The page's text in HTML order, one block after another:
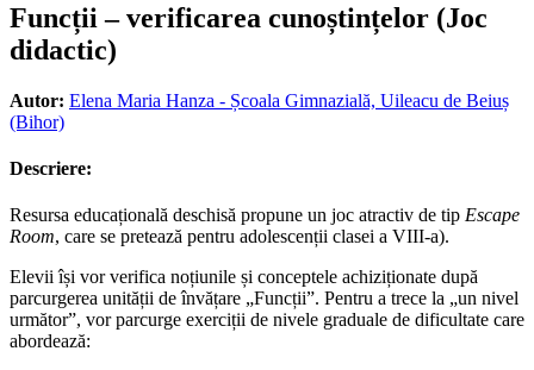
Funcții – verificarea cunoștințelor (Joc
didactic)
Autor: Elena Maria Hanza - Școala Gimnazială, Uileacu de Beiuș
(Bihor)
Descriere:
Resursa educațională deschisă propune un joc atractiv de tip Escape
Room, care se pretează pentru adolescenții clasei a VIII-a).
Elevii își vor verifica noțiunile și conceptele achiziționate după
parcurgerea unității de învățare „Funcții”. Pentru a trece la „un nivel
următor”, vor parcurge exerciții de nivele graduale de dificultate care
abordează: